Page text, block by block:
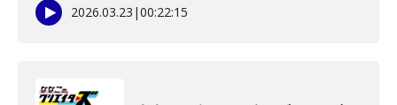
2026.03.23 |00:22:15